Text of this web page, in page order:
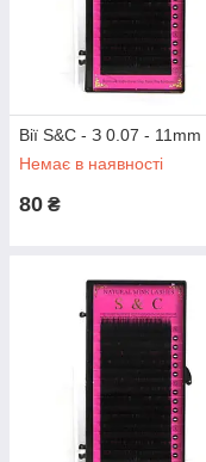
Вії S&C - З 0.07 - 11mm
Немає в наявності
80 ₴